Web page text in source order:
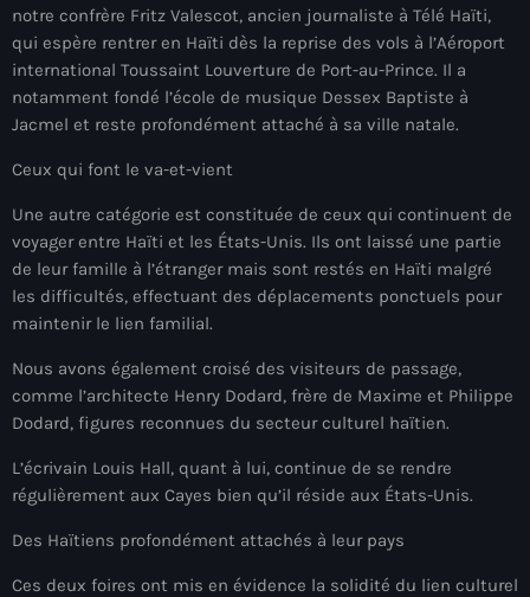
Allemand
Alligator Alcatraz
Alsatian
American Airlines
American missionary couple killed in Haiti
Amérique du Nord
Amérique latine
André Jonas Vladimir Paraison
Angelo Jean-Baptiste
Anglais
Angy Desravines
Animal Rights
notre confrère Fritz Valescot, ancien journaliste à Télé Haïti,
qui espère rentrer en Haïti dès la reprise des vols à l’Aéroport
international Toussaint Louverture de Port-au-Prince. Il a
notamment fondé l’école de musique Dessex Baptiste à
Jacmel et reste profondément attaché à sa ville natale.
Ceux qui font le va-et-vient
Une autre catégorie est constituée de ceux qui continuent de
voyager entre Haïti et les États-Unis. Ils ont laissé une partie
de leur famille à l’étranger mais sont restés en Haïti malgré
les difficultés, effectuant des déplacements ponctuels pour
maintenir le lien familial.
Nous avons également croisé des visiteurs de passage,
comme l’architecte Henry Dodard, frère de Maxime et Philippe
Dodard, figures reconnues du secteur culturel haïtien.
L’écrivain Louis Hall, quant à lui, continue de se rendre
régulièrement aux Cayes bien qu’il réside aux États-Unis.
Des Haïtiens profondément attachés à leur pays
Ces deux foires ont mis en évidence la solidité du lien culturel